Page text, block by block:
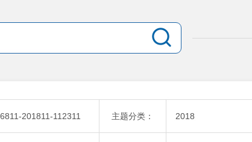
201811-112311 主题分类： 2018